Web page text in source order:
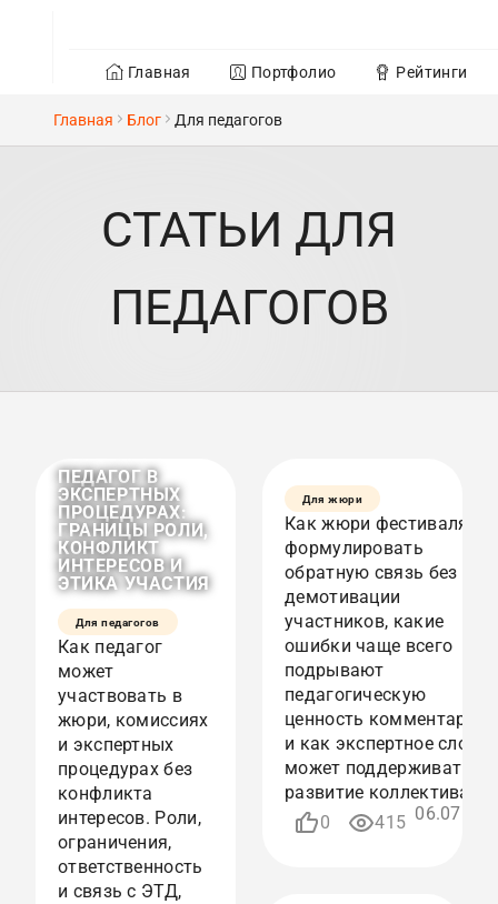
Главная Портфолио Рейтинги
Главная Блог Для педагогов
СТАТЬИ ДЛЯ
ПЕДАГОГОВ
ПЕДАГОГ В
ЭКСПЕРТНЫХ
ПРОЦЕДУРАХ:
ГРАНИЦЫ РОЛИ,
КОНФЛИКТ
ИНТЕРЕСОВ И
ЭТИКА УЧАСТИЯ
Для педагогов
Как педагог
может
участвовать в
жюри, комиссиях
и экспертных
процедурах без
конфликта
интересов. Роли,
ограничения,
ответственность
и связь с ЭТД,
ОБРАТНАЯ
СВЯЗЬ
ЖЮРИ:
КАК
ФОРМУЛИРОВАТЬ
КОММЕНТАРИИ
БЕЗ
ДЕМОТИВАЦИИ
Для жюри
Как жюри фестиваля
формулировать
обратную связь без
демотивации
участников, какие
ошибки чаще всего
подрывают
педагогическую
ценность комментариев
и как экспертное слово
может поддерживать
развитие коллектива.
0
415